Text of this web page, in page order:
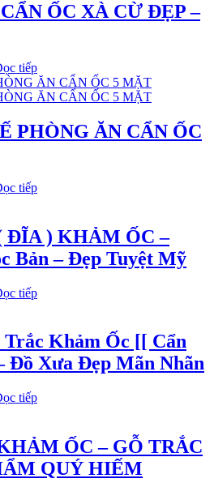
ỐC XÀ CỪ ĐẸP –
tiếp
PHÒNG ĂN CẨN ỐC
tiếp
ĐĨA ) KHẢM ỐC –
Bản – Đẹp Tuyệt Mỹ
tiếp
Khảm Ốc [[ Cẩn
Đồ Xưa Đẹp Mãn Nhãn
tiếp
ỐC – GỖ TRẮC
QUÝ HIẾM